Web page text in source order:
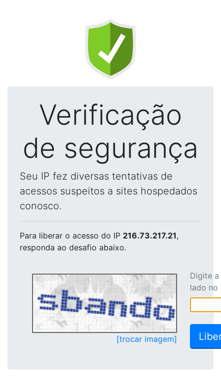
Verificação
de segurança
Seu IP fez diversas tentativas de
acessos suspeitos a sites hospedados
conosco.
Para liberar o acesso do IP 216.73.217.21,
responda ao desafio abaixo.
[trocar imagem]
Digite
lado no